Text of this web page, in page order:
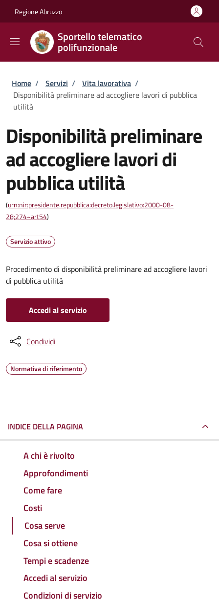
Regione Abruzzo
Sportello telematico
polifunzionale
Briciole di pane
Home / Servizi / Vita lavorativa /
Disponibilità preliminare ad accogliere lavori di pubblica
utilità
Disponibilità preliminare
ad accogliere lavori di
pubblica utilità
(urn:nir:presidente.repubblica:decreto.legislativo:2000-08-
28;274~art54)
Servizio attivo
Procedimento di disponibilità preliminare ad accogliere lavori
di pubblica utilità
Accedi al servizio
Condividi
Normativa di riferimento
INDICE DELLA PAGINA
A chi è rivolto
Approfondimenti
Come fare
Costi
Cosa serve
Cosa si ottiene
Tempi e scadenze
Accedi al servizio
Condizioni di servizio